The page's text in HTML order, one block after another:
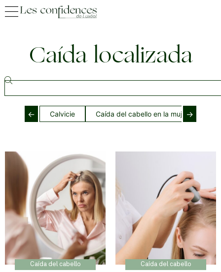
Caída localizada
← Calvicie Caída del cabello en la mujer→
Caída del cabello Caída del cabello